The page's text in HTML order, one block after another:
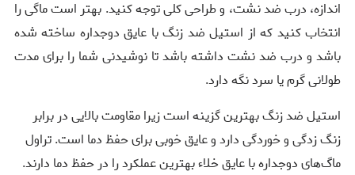
اندازه، درب ضد نشت، و طراحی کلی توجه کنید. بهتر است ماگی را
انتخاب کنید که از استیل ضد زنگ با عایق دوجداره ساخته شده
باشد و درب ضد نشت داشته باشد تا نوشیدنی شما را برای مدت
طولانی گرم یا سرد نگه دارد.
استیل ضد زنگ بهترین گزینه است زیرا مقاومت بالایی در برابر
زنگ زدگی و خوردگی دارد و عایق خوبی برای حفظ دما است. تراول
ماگ‌های دوجداره با عایق خلاء بهترین عملکرد را در حفظ دما دارند.